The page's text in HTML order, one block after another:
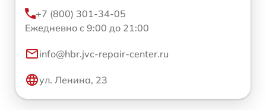
+7 (800) 301-34-05
Ежедневно с 9:00 до 21:00
info@hbr.jvc-repair-center.ru
ул. Ленина, 23